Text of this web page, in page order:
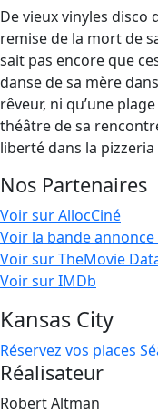
De vieux vinyles disco
remise de la mort de
sait pas encore que
danse de sa mère
rêveur, ni qu’une
théâtre de sa
liberté dans la
Nos Partenaires
Voir sur AllocCiné
Voir la bande
Voir sur TheMovie
Voir sur IMDb
Kansas City
Réservez vos places
Réalisateur
Robert Altman